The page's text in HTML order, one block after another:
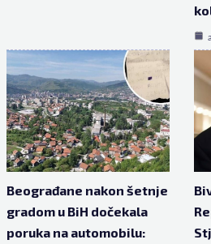
Beograđane nakon šetnje
gradom u BiH dočekala
poruka na automobilu: